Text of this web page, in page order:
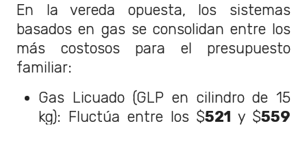
En la vereda opuesta, los sistemas
basados en gas se consolidan entre los
más costosos para el presupuesto
familiar:
Gas Licuado (GLP en cilindro de 15
kg): Fluctúa entre los $521 y $559